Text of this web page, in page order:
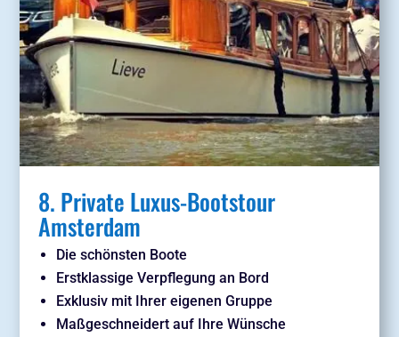
8. Private Luxus-Bootstour
Amsterdam
Die schönsten Boote
Erstklassige Verpflegung an Bord
Exklusiv mit Ihrer eigenen Gruppe
Maßgeschneidert auf Ihre Wünsche